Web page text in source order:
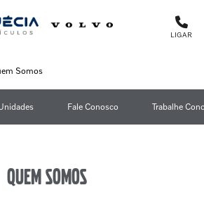
LIGAR
Somos
Fale Conosco Trabalhe
Quem somos